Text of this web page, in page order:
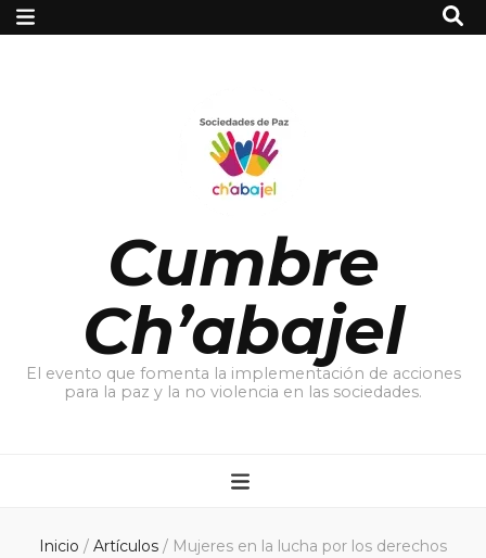
Cumbre
Ch’abajel
El evento que fomenta la implementación de acciones
para la paz y la no violencia en las sociedades.
Inicio / Artículos / Mujeres en la lucha por los derechos